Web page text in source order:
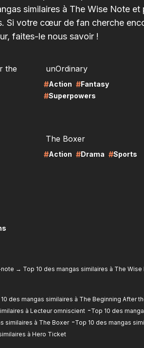
similaires à The Wise Note et
Si votre cœur de fan cherche
faites-le nous savoir !
the
unOrdinary
#Action #Fantasy
#Superpowers
The Boxer
#Action #Drama #Sports
→ Top 10 des mangas similaires à The Wise
des mangas similaires à The Beginning After
à Lecteur omniscient -Top 10 des
similaires à The Boxer-Top 10 des mangas
à Hero Ticket